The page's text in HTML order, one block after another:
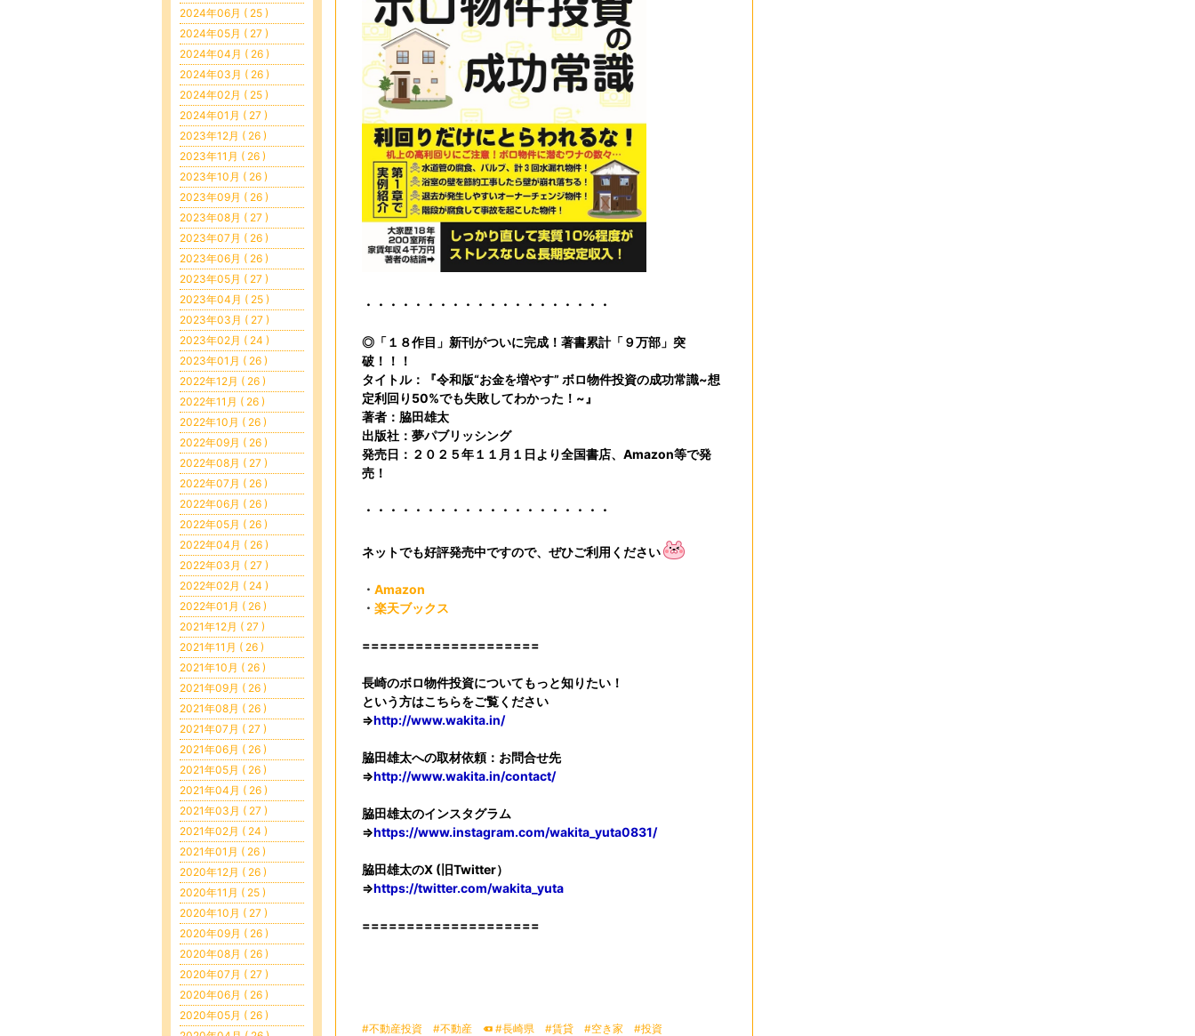
・・・・・・・・・・・・・・・・・・・・
◎「１８作目」新刊がついに完成！著書累計「９万部」突
破！！！
タイトル：『令和版“お金を増やす” ボロ物件投資の成功常識~想
定利回り50%でも失敗してわかった！~』
著者：脇田雄太
出版社：夢パブリッシング
発売日：２０２５年１１月１日より全国書店、Amazon等で発
売！
・・・・・・・・・・・・・・・・・・・・
ネットでも好評発売中ですので、ぜひご利用ください
・ Amazon
・ 楽天ブックス
====================
長崎のボロ物件投資についてもっと知りたい！
という方はこちらをご覧ください
⇒http://www.wakita.in/
脇田雄太への取材依頼：お問合せ先
⇒http://www.wakita.in/contact/
脇田雄太のインスタグラム
⇒https://www.instagram.com/wakita_yuta0831/
脇田雄太のX (旧Twitter）
⇒https://twitter.com/wakita_yuta
====================
#不動産投資 #不動産 #長崎県 #賃貸 #空き家 #投資
2024年06月 ( 25 )
2024年05月 ( 27 )
2024年04月 ( 26 )
2024年03月 ( 26 )
2024年02月 ( 25 )
2024年01月 ( 27 )
2023年12月 ( 26 )
2023年11月 ( 26 )
2023年10月 ( 26 )
2023年09月 ( 26 )
2023年08月 ( 27 )
2023年07月 ( 26 )
2023年06月 ( 26 )
2023年05月 ( 27 )
2023年04月 ( 25 )
2023年03月 ( 27 )
2023年02月 ( 24 )
2023年01月 ( 26 )
2022年12月 ( 26 )
2022年11月 ( 26 )
2022年10月 ( 26 )
2022年09月 ( 26 )
2022年08月 ( 27 )
2022年07月 ( 26 )
2022年06月 ( 26 )
2022年05月 ( 26 )
2022年04月 ( 26 )
2022年03月 ( 27 )
2022年02月 ( 24 )
2022年01月 ( 26 )
2021年12月 ( 27 )
2021年11月 ( 26 )
2021年10月 ( 26 )
2021年09月 ( 26 )
2021年08月 ( 26 )
2021年07月 ( 27 )
2021年06月 ( 26 )
2021年05月 ( 26 )
2021年04月 ( 26 )
2021年03月 ( 27 )
2021年02月 ( 24 )
2021年01月 ( 26 )
2020年12月 ( 26 )
2020年11月 ( 25 )
2020年10月 ( 27 )
2020年09月 ( 26 )
2020年08月 ( 26 )
2020年07月 ( 27 )
2020年06月 ( 26 )
2020年05月 ( 26 )